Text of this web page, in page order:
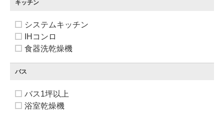
キッチン
システムキッチン
IHコンロ
食器洗乾燥機
バス
バス1坪以上
浴室乾燥機